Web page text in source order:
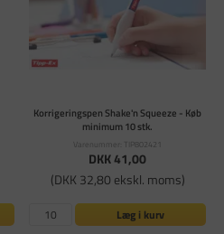
Korrigeringspen Shake'n Squeeze - Køb
minimum 10 stk.
Varenummer: TIP802421
DKK 41,00
(DKK 32,80 ekskl. moms)
Læg i kurv